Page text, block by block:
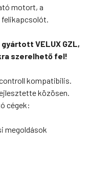
motort, a
felikapcsolót.
VELUX GZL,
szerelhető fel!
kompatibilis.
közösen.
cégek:
megoldások